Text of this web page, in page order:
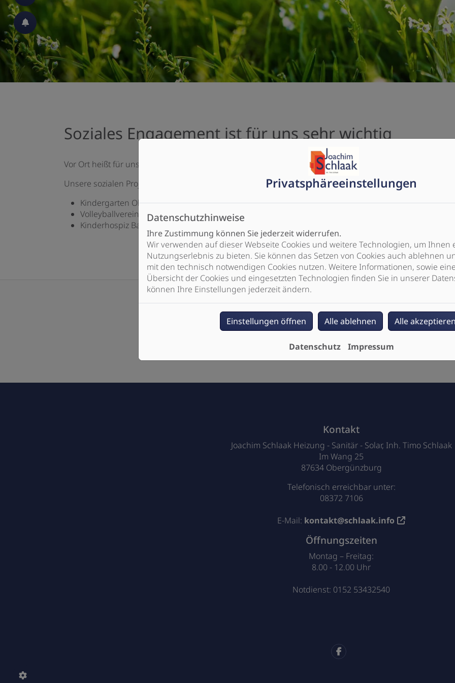
Soziales Engagement ist für uns sehr wichtig
Vor Ort heißt für uns auch, uns in Ort einzubringen. Daher unterstützen wir soziale Projekte aus der
Unsere sozialen Projekte:
Kindergarten Obergünzburg
Volleyballverein Obergünzburg
Kinderhospiz Bad Grönenbach
Cookie-Consent-Tool öffnen, um die für dieses Element notwendigen
Kontakt
Joachim Schlaak Heizung - Sanitär - Solar, Inh. Timo Schlaak
Im Wang 25
87634 Obergünzburg
Telefonisch erreichbar unter:
08372 7106
E-Mail: kontakt@schlaak.info
Öffnungszeiten
Montag – Freitag:
8.00 - 12.00 Uhr
Notdienst: 0152 53432540
Privatsphäre­einstellungen
Datenschutzhinweise
Ihre Zustimmung können Sie jederzeit widerrufen.
Wir verwenden auf dieser Webseite Cookies und weitere Technologien, um Ihnen
Nutzungserlebnis zu bieten. Sie können das Setzen von Cookies auch ablehnen
mit den technisch notwendigen Cookies nutzen. Weitere Informationen, sowie
Übersicht der Cookies und eingesetzten Technologien finden Sie in unserer
können Ihre Einstellungen jederzeit ändern.
Einstellungen öffnen Alle ablehnen Alle
Datenschutz Impressum